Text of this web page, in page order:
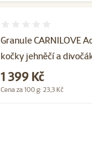
Granule CARNILOVE
kočky jehněčí a
Cena
1 399 Kč
Cena za 100 g: 23,3 Kč